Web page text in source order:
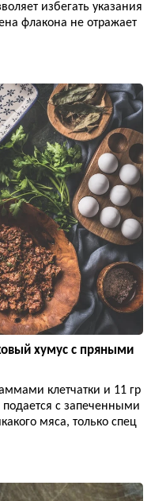
избегать указания
флакона не отражает
хумус с пряными
клетчатки и 11 гр
с запеченными
мяса, только спец